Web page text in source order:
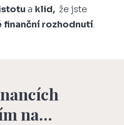
a klid, že jste
finanční rozhodnutí.
na…